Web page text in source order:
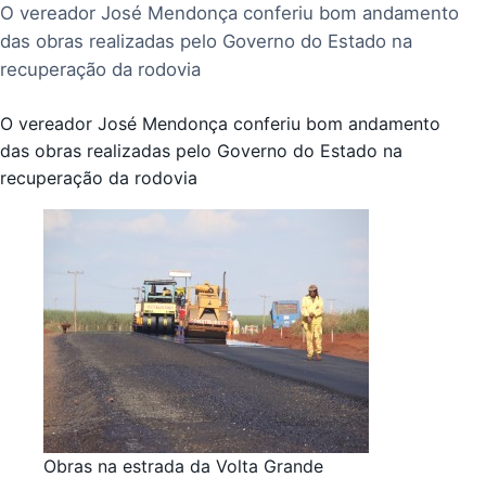
O vereador José Mendonça conferiu bom andamento
das obras realizadas pelo Governo do Estado na
recuperação da rodovia
O vereador José Mendonça conferiu bom andamento
das obras realizadas pelo Governo do Estado na
recuperação da rodovia
Obras na estrada da Volta Grande